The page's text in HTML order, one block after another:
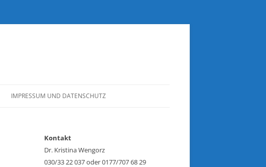
IMPRESSUM UND DATENSCHUTZ
Kontakt
Dr. Kristina Wengorz
030/33 22 037 oder 0177/707 68 29